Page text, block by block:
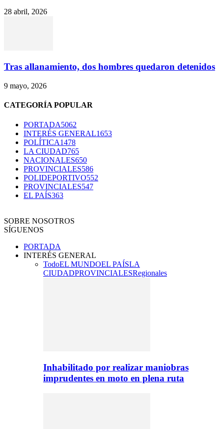
28 abril, 2026
Tras allanamiento, dos hombres quedaron detenidos
9 mayo, 2026
CATEGORÍA POPULAR
PORTADA5062
INTERÉS GENERAL1653
POLÍTICA1478
LA CIUDAD765
NACIONALES650
PROVINCIALES586
POLIDEPORTIVO552
PROVINCIALES547
EL PAÍS363
SOBRE NOSOTROS
SÍGUENOS
PORTADA
INTERÉS GENERAL
TodoEL MUNDOEL PAÍSLA
CIUDADPROVINCIALESRegionales
Inhabilitado por realizar maniobras
imprudentes en moto en plena ruta